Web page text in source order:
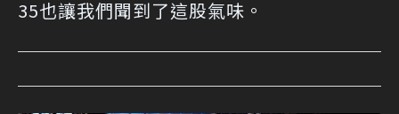
35也讓我們聞到了這股氣味。